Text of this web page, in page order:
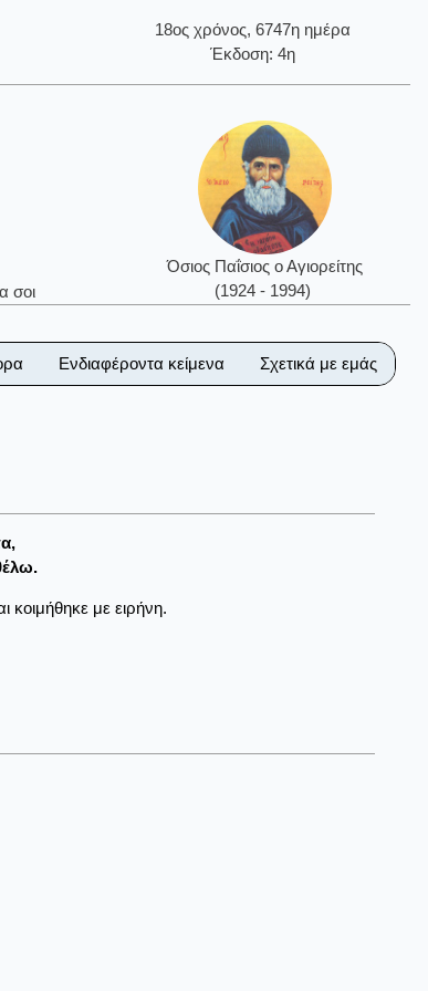
18ος χρόνος, 6747η ημέρα
Έκδοση: 4η
σοι
Όσιος Παΐσιος ο Αγιορείτης
(1924 - 1994)
Ενδιαφέροντα κείμενα Σχετικά με εμάς
με ειρήνη.